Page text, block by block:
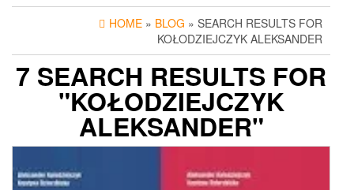
HOME » BLOG » SEARCH RESULTS FOR
KOŁODZIEJCZYK ALEKSANDER
7 SEARCH RESULTS FOR
"KOŁODZIEJCZYK
ALEKSANDER"